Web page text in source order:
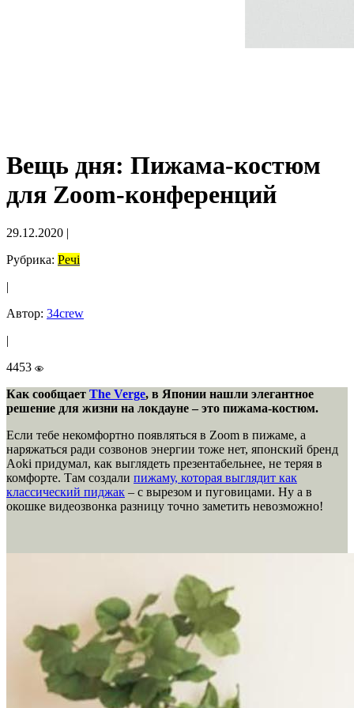
Вещь дня: Пижама-костюм
для Zoom-конференций
29.12.2020 |
Рубрика: Речі
|
Автор: 34crew
|
4453
Как сообщает The Verge, в Японии нашли элегантное
решение для жизни на локдауне – это пижама-костюм.
Если тебе некомфортно появляться в Zoom в пижаме, а
наряжаться ради созвонов энергии тоже нет, японский бренд
Aoki придумал, как выглядеть презентабельнее, не теряя в
комфорте. Там создали пижаму, которая выглядит как
классический пиджак – с вырезом и пуговицами. Ну а в
окошке видеозвонка разницу точно заметить невозможно!